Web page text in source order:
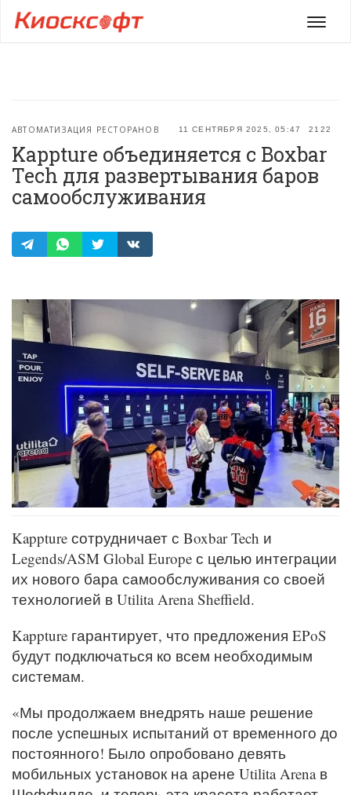
Меню
11 СЕНТЯБРЯ 2025, 05:47 2122
АВТОМАТИЗАЦИЯ РЕСТОРАНОВ
Kappture объединяется с Boxbar
Tech для развертывания баров
самообслуживания
Kappture сотрудничает с Boxbar Tech и
Legends/ASM Global Europe с целью интеграции
их нового бара самообслуживания со своей
технологией в Utilita Arena Sheffield.
Kappture гарантирует, что предложения EPoS
будут подключаться ко всем необходимым
системам.
«Мы продолжаем внедрять наше решение
после успешных испытаний от временного до
постоянного! Было опробовано девять
мобильных установок на арене Utilita Arena в